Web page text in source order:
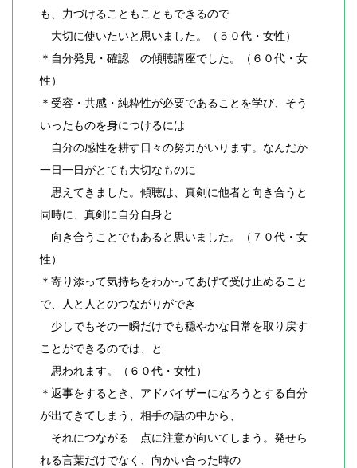
も、力づけることもこともできるので
大切に使いたいと思いました。（５０代・女性）
＊自分発見・確認 の傾聴講座でした。（６０代・女
性）
＊受容・共感・純粋性が必要であることを学び、そう
いったものを身につけるには
自分の感性を耕す日々の努力がいります。なんだか
一日一日がとても大切なものに
思えてきました。傾聴は、真剣に他者と向き合うと
同時に、真剣に自分自身と
向き合うことでもあると思いました。（７０代・女
性）
＊寄り添って気持ちをわかってあげて受け止めること
で、人と人とのつながりができ
少しでもその一瞬だけでも穏やかな日常を取り戻す
ことができるのでは、と
思われます。（６０代・女性）
＊返事をするとき、アドバイザーになろうとする自分
が出てきてしまう、相手の話の中から、
それにつながる 点に注意が向いてしまう。発せら
れる言葉だけでなく、向かい合った時の